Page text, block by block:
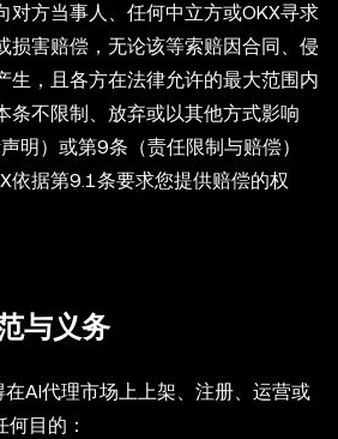
对方当事人、任何中立方或OKX寻求
损害赔偿，无论该等索赔因合同、侵
生，且各方在法律允许的最大范围内
条不限制、放弃或以其他方式影响
明）或第9条（责任限制与赔偿）
依据第9.1条要求您提供赔偿的权
与义务
在AI代理市场上上架、注册、运营或
目的：